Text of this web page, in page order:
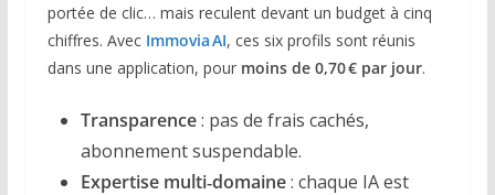
portée de clic… mais reculent devant un budget à cinq
chiffres. Avec Immovia AI, ces six profils sont réunis
dans une application, pour moins de 0,70 € par jour.
Transparence: pas de frais cachés,
abonnement suspendable.
Expertise multi‑domaine: chaque IA est